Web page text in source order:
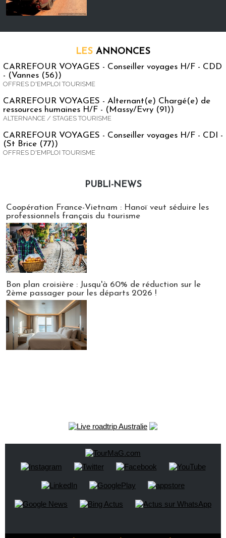
LES ANNONCES
CARREFOUR VOYAGES - Conseiller voyages H/F - CDD
- (Vannes (56))
OFFRES D'EMPLOI TOURISME
CARREFOUR VOYAGES - Alternant(e) Chargé(e) de
ressources humaines H/F - (Massy/Evry (91))
ALTERNANCE / STAGES TOURISME
CARREFOUR VOYAGES - Conseiller voyages H/F - CDI -
(St Brice (77))
OFFRES D'EMPLOI TOURISME
PUBLI-NEWS
Coopération France-Vietnam : Hanoï veut séduire les
professionnels français du tourisme
Bon plan croisière : Jusqu'à 60% de réduction sur le
2ème passager pour les départs 2026 !